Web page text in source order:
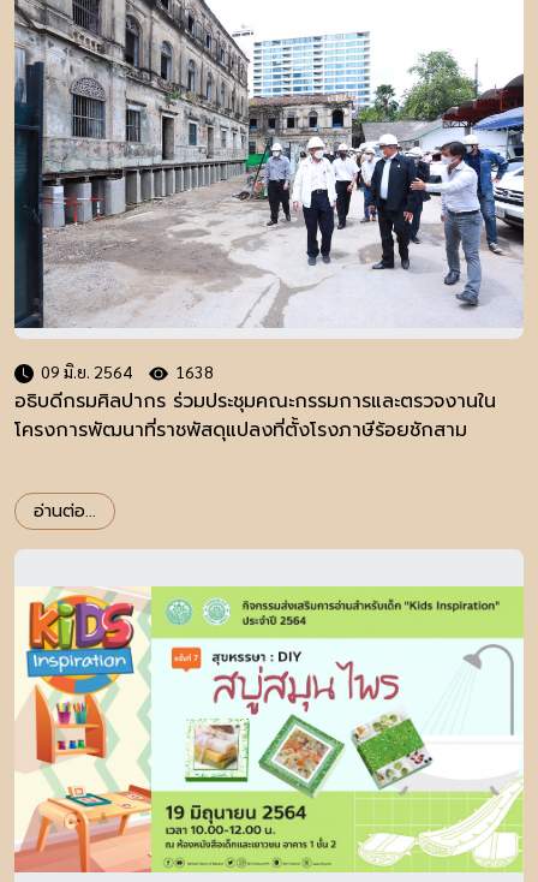
09 มิ.ย. 2564 1638
อธิบดีกรมศิลปากร ร่วมประชุมคณะกรรมการและตรวจงานใน
โครงการพัฒนาที่ราชพัสดุแปลงที่ตั้งโรงภาษีร้อยชักสาม
อ่านต่อ...